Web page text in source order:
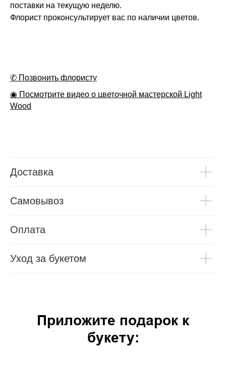
поставки на текущую неделю.
Флорист проконсультирует вас по наличии цветов.
✆ Позвонить флористу
◉ Посмотрите видео о цветочной мастерской Light
Wood
Доставка
Самовывоз
Оплата
Уход за букетом
Приложите подарок к
букету: